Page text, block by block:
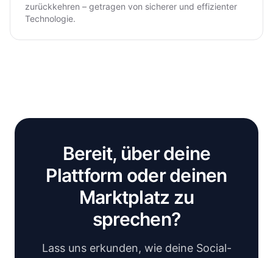
zurückkehren – getragen von sicherer und effizienter
Technologie.
Bereit, über deine
Plattform oder deinen
Marktplatz zu
sprechen?
Lass uns erkunden, wie deine Social-